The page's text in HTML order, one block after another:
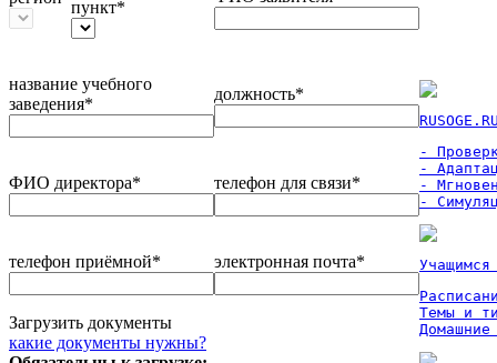
пункт*
название учебного
заведения*
должность*
ФИО директора* телефон для связи*
телефон приёмной* электронная почта*
Загрузить документы
какие документы нужны?
-
-
-
-
Темы и
Домашние